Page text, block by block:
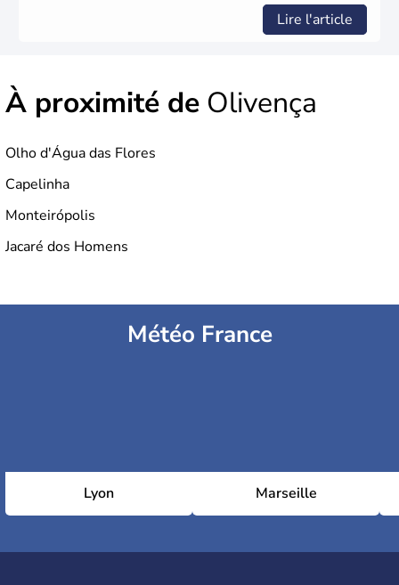
Lire l'article
À proximité de Olivença
Olho d'Água das Flores
Capelinha
Monteirópolis
Jacaré dos Homens
Météo France
Lyon Marseille